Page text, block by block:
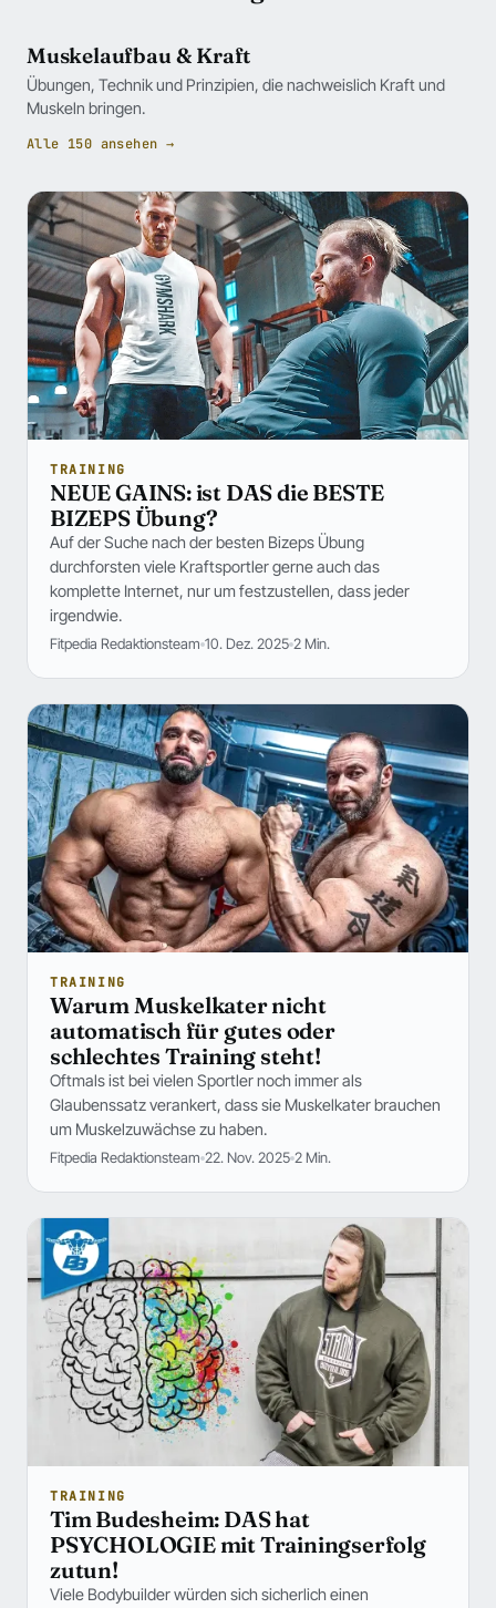
Muskelaufbau & Kraft
Übungen, Technik und Prinzipien, die nachweislich Kraft und
Muskeln bringen.
Alle 150 ansehen →
TRAINING
NEUE GAINS: ist DAS die BESTE
BIZEPS Übung?
Auf der Suche nach der besten Bizeps Übung
durchforsten viele Kraftsportler gerne auch das
komplette Internet, nur um festzustellen, dass jeder
irgendwie.
Fitpedia Redaktionsteam 10. Dez. 2025 2 Min.
TRAINING
Warum Muskelkater nicht
automatisch für gutes oder
schlechtes Training steht!
Oftmals ist bei vielen Sportler noch immer als
Glaubenssatz verankert, dass sie Muskelkater brauchen
um Muskelzuwächse zu haben.
Fitpedia Redaktionsteam 22. Nov. 2025 2 Min.
TRAINING
Tim Budesheim: DAS hat
PSYCHOLOGIE mit Trainingserfolg
zutun!
Viele Bodybuilder würden sich sicherlich einen